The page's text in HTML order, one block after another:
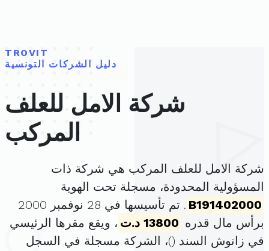
TROVIT
دليل الشركات التونسية
شركة الامل للعلف
المركب
شركة الامل للعلف المركب هي شركة ذات
المسؤولية المحدودة، مسجلة تحت الهوية
B191402000
. تم تأسيسها في 28 نوفمبر 2000
برأس مال قدره 13800 د.ت
، ويقع مقرها الرئيسي
في زانوش السند ()، الشركة مسجلة في السجل